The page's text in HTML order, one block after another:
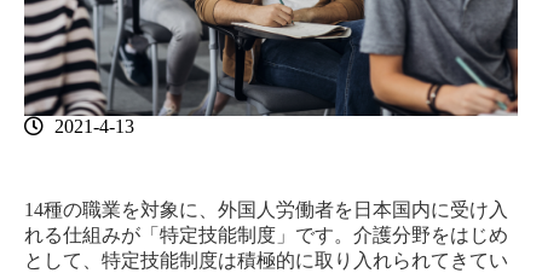
2021-4-13
14種の職業を対象に、外国人労働者を日本国内に受け入
れる仕組みが「特定技能制度」です。介護分野をはじめ
として、特定技能制度は積極的に取り入れられてきてい